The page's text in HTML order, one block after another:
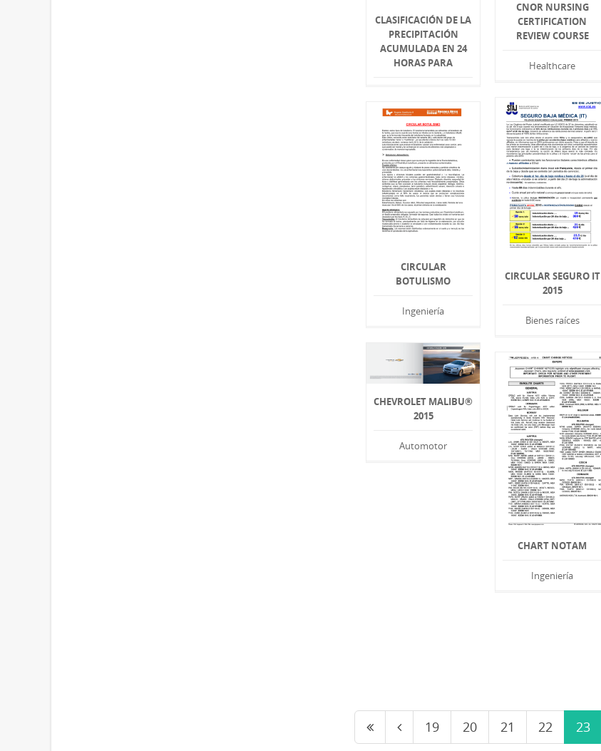
CNOR NURSING
CERTIFICATION
REVIEW COURSE
Healthcare
CLASIFICACIÓN DE LA
PRECIPITACIÓN
ACUMULADA EN 24
HORAS PARA
CIRCULAR SEGURO IT
2015
Bienes raíces
CIRCULAR
BOTULISMO
Ingeniería
CHEVROLET MALIBU®
2015
Automotor
CHART NOTAM
Ingeniería
19 20 21 22 23